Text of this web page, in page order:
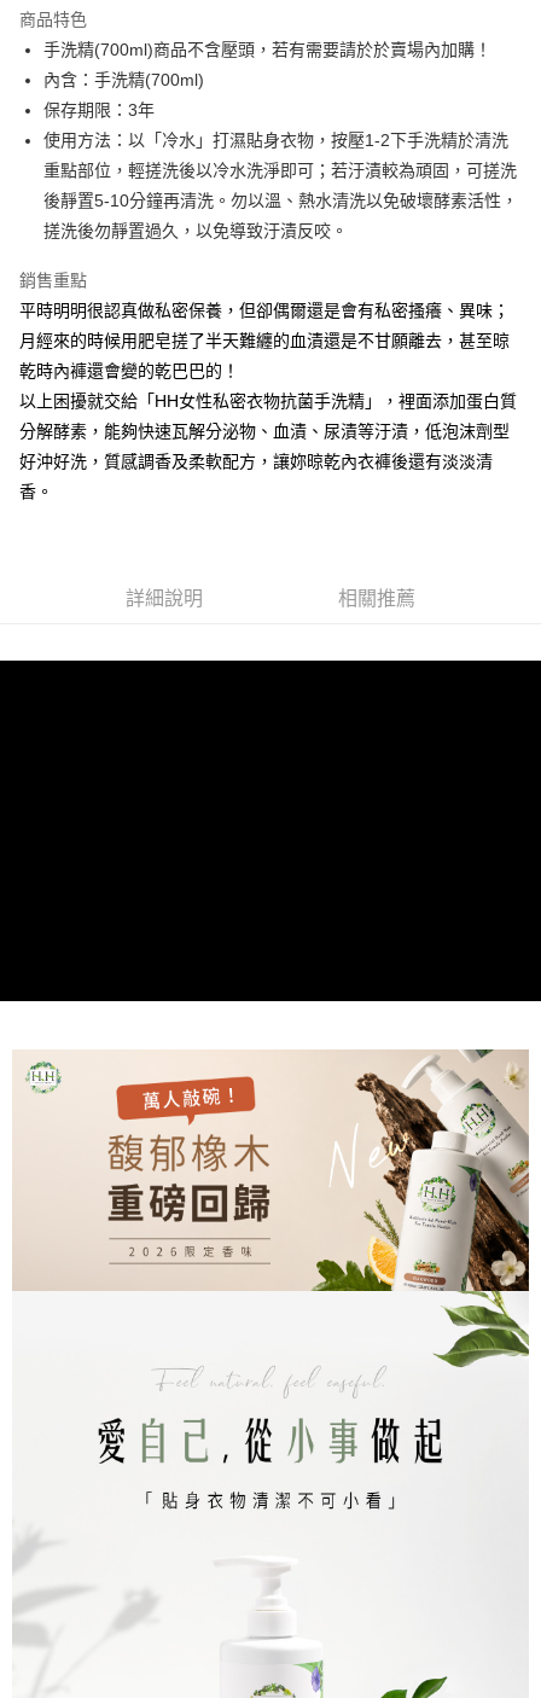
流程，驗證手機門號後，選擇欲分期的期數、繳款截止日，確認付款後即完
成交易。
3.實際核准額度、可分期數及費用金額請依後續交易確認頁面所載為準。
4.訂單成立30分鐘內，如未前往確認交易或遇審核未通過，訂單將自動取
法說明評估內容。
【繳款方式說明】
1.分期款項不併入電信帳單，「大哥付你分期」於每月結算日後寄送繳費提
醒簡訊。
2.透過簡訊連結打開帳單後，可選擇「超商條碼／台灣大直營門市／銀行轉
帳／街口支付／iPASS MONEY」等通路繳費。
【注意事項】
1.本服務係由「台灣大哥大股份有限公司」（以下簡稱本公司）所提供，讓
用戶於交易時，得透過本服務購買商品或服務，並由商店將買賣／分期付款
買賣價金債權讓與本公司後，依約使用本公司帳單繳交帳款。
資料（包含姓名、電話或地址）提供予台灣大哥大進項蒐集、處理及利用，
由本公司與您本人進行分期帳單所需資料之確認、核對及更正。
3.完整用戶服務條款，請詳閱以下連結：https://oppay.tw/userRule
【關於「AFTEE先享後付」】
AFTEE先享後付是「在收到商品之後才付款」的支付方式。 讓您購物簡單
便利好安心！
１．簡單：不需註冊會員、不需綁卡、不需儲值。
２．便利：只要手機號碼，簡訊認證，即可結帳。
３．安心：先確認商品／服務後，再付款。
【「AFTEE先享後付」結帳流程】
１．於結帳方式選擇「AFTEE先享後付」後，將跳轉至「AFTEE先享後付」
２．訂單成立數日內，您將收到繳費通知簡訊。
ATM／網路銀行／等多元方式進行付款，方視為交易完成。
※ 請注意：結帳手續完成當下不需立刻繳費，但若您需要取消訂單，請聯絡
購買商品的店家。未經商家同意取消之訂單仍視為有效，需透過AFTEE先享
後付繳納相關費用。
※ 交易是否成功請以「AFTEE先享後付 」之結帳頁面顯示為準，若有關於
是否繳費成功／繳費後需取消欲退款等相關疑問，請聯繫「AFTEE先享後付
客戶支援中心」https://netprotections.freshdesk.com/support/home
【注意事項】
易，需依本服務之必要範圍內提供個人資料，並將交易相關給付款項請求債
３．未成年的使用者請事先徵得法定代理人或監護人之同意方可使用
「AFTEE先享後付」，若未經同意申辦者引起之損失，本公司不負相關責
ATM付款
全家付款取貨
每筆NT$60，滿NT$399(含以上)免運費
付款後全家取貨
萊爾富取貨付款
每筆NT$60，滿NT$699(含以上)免運費
付款後萊爾富取貨
每筆NT$60，滿NT$699(含以上)免運費
7-11付款取貨
商品特色
手洗精(700ml)商品不含壓頭，若有需要請於於賣場內加購！
內含：手洗精(700ml)
保存期限：3年
使用方法：以「冷水」打濕貼身衣物，按壓1-2下手洗精於清洗
重點部位，輕搓洗後以冷水洗淨即可；若汙漬較為頑固，可搓洗
後靜置5-10分鐘再清洗。勿以溫、熱水清洗以免破壞酵素活性，
搓洗後勿靜置過久，以免導致汙漬反咬。
銷售重點
平時明明很認真做私密保養，但卻偶爾還是會有私密搔癢、異味；
月經來的時候用肥皂搓了半天難纏的血漬還是不甘願離去，甚至晾
乾時內褲還會變的乾巴巴的！
以上困擾就交給「HH女性私密衣物抗菌手洗精」，裡面添加蛋白質
分解酵素，能夠快速瓦解分泌物、血漬、尿漬等汙漬，低泡沫劑型
好沖好洗，質感調香及柔軟配方，讓妳晾乾內衣褲後還有淡淡清
香。
詳細說明 相關推薦